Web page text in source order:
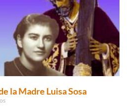
la Madre Luisa Sosa